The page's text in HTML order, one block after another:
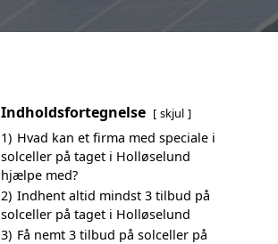
Indholdsfortegnelse skjul
1) Hvad kan et firma med speciale i
solceller på taget i Holløselund
hjælpe med?
2) Indhent altid mindst 3 tilbud på
solceller på taget i Holløselund
3) Få nemt 3 tilbud på solceller på